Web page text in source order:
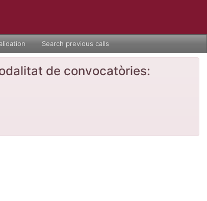
Search previous calls
de convocatòries: